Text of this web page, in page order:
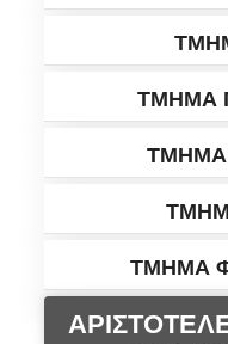
ΤΜΗΜΑ
ΤΜΗΜΑ
ΤΜΗΜΑ